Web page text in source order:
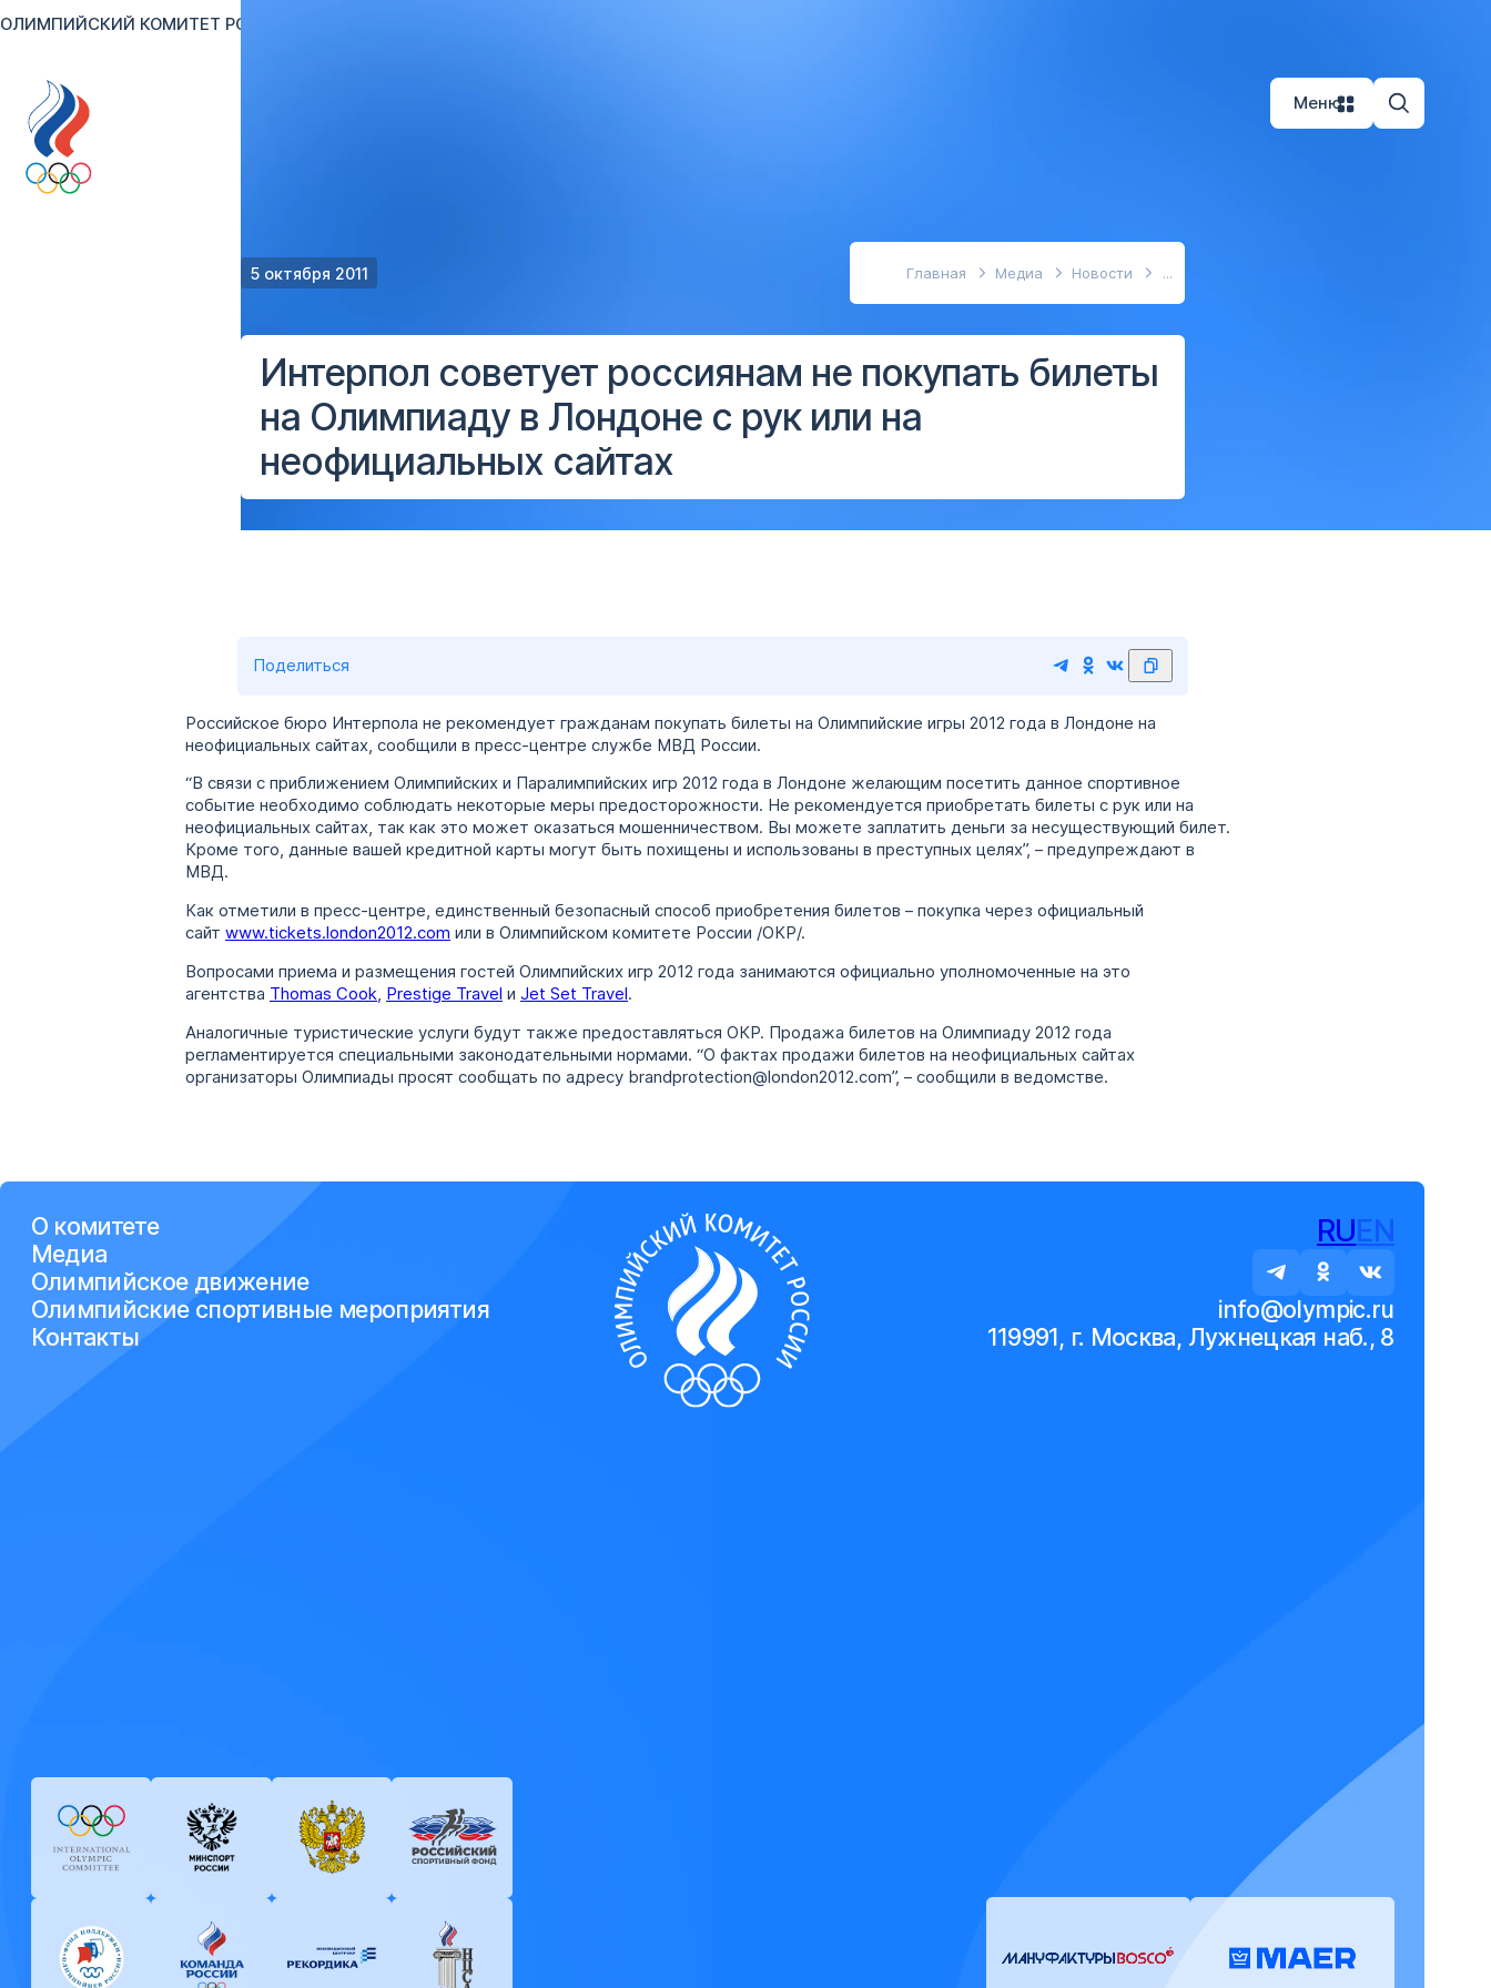
ОЛИМПИЙСКИЙ КОМИТЕТ РОССИИ
Меню
5 октября 2011 Главная Медиа Новости
Интерпол советует россиянам не покупать билеты
на Олимпиаду в Лондоне с рук или на
неофициальных сайтах
Поделиться
Российское бюро Интерпола не рекомендует гражданам покупать билеты на Олимпийские игры 2012 года в Лондоне на
неофициальных сайтах, сообщили в пресс-центре службе МВД России.
“В связи с приближением Олимпийских и Паралимпийских игр 2012 года в Лондоне желающим посетить данное спортивное
событие необходимо соблюдать некоторые меры предосторожности. Не рекомендуется приобретать билеты с рук или на
неофициальных сайтах, так как это может оказаться мошенничеством. Вы можете заплатить деньги за несуществующий билет.
Кроме того, данные вашей кредитной карты могут быть похищены и использованы в преступных целях”, – предупреждают в
МВД.
Как отметили в пресс-центре, единственный безопасный способ приобретения билетов – покупка через официальный
сайтwww.tickets.london2012.com или в Олимпийском комитете России /ОКР/.
Вопросами приема и размещения гостей Олимпийских игр 2012 года занимаются официально уполномоченные на это
агентства Thomas Cook, Prestige Travel иJet Set Travel.
Аналогичные туристические услуги будут также предоставляться ОКР. Продажа билетов на Олимпиаду 2012 года
регламентируется специальными законодательными нормами. “О фактах продажи билетов на неофициальных сайтах
организаторы Олимпиады просят сообщать по адресу brandprotection@london2012.com”, – сообщили в ведомстве.
О комитете
Медиа
Олимпийское движение
Олимпийские спортивные мероприятия
Контакты
RUEN
info@olympic.ru
119991, г. Москва, Лужнецкая наб., 8